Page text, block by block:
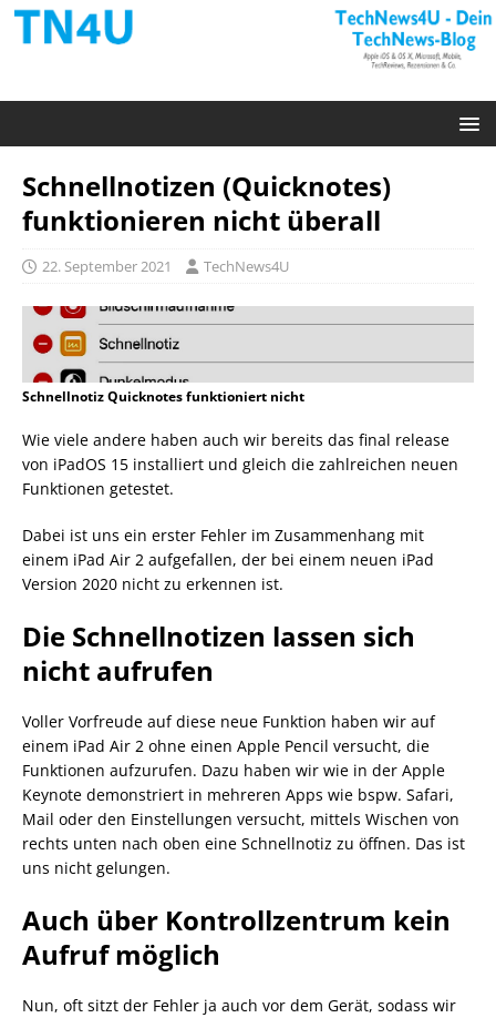
Schnellnotizen (Quicknotes)
funktionieren nicht überall
22. September 2021 TechNews4U
Schnellnotiz Quicknotes funktioniert nicht
Wie viele andere haben auch wir bereits das final release
von iPadOS 15 installiert und gleich die zahlreichen neuen
Funktionen getestet.
Dabei ist uns ein erster Fehler im Zusammenhang mit
einem iPad Air 2 aufgefallen, der bei einem neuen iPad
Version 2020 nicht zu erkennen ist.
Die Schnellnotizen lassen sich
nicht aufrufen
Voller Vorfreude auf diese neue Funktion haben wir auf
einem iPad Air 2 ohne einen Apple Pencil versucht, die
Funktionen aufzurufen. Dazu haben wir wie in der Apple
Keynote demonstriert in mehreren Apps wie bspw. Safari,
Mail oder den Einstellungen versucht, mittels Wischen von
rechts unten nach oben eine Schnellnotiz zu öffnen. Das ist
uns nicht gelungen.
Auch über Kontrollzentrum kein
Aufruf möglich
Nun, oft sitzt der Fehler ja auch vor dem Gerät, sodass wir